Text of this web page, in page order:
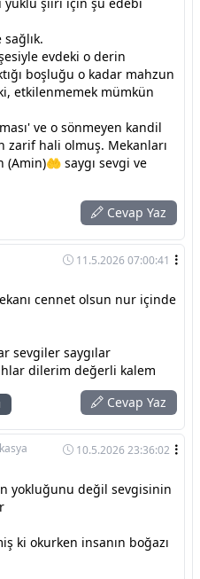
evdeki o derin
boşluğu o kadar mahzun
etkilenmemek mümkün
ve o sönmeyen kandil
zarif hali olmuş. Mekanları
saygı sevgi ve
Cevap Yaz
11.5.2026 07:00:41
cennet olsun nur içinde
sevgiler saygılar
dilerim değerli kalem
Cevap Yaz
10.5.2026 23:36:02
yokluğunu değil sevgisinin
ki okurken insanın boğazı